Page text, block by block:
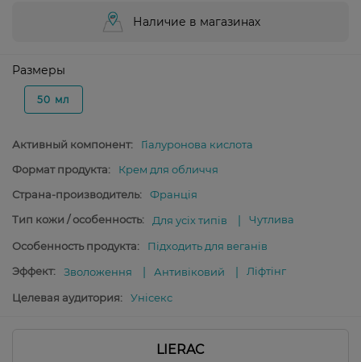
Наличие в магазинах
Размеры
50 мл
Активный компонент:
Гіалуронова кислота
Формат продукта:
Крем для обличчя
Страна-производитель:
Франція
Тип кожи / особенность:
Для усіх типів Чутлива
Особенность продукта:
Підходить для веганів
Эффект:
Зволоження Антивіковий Ліфтінг
Целевая аудитория: Унісекс
LIERAC